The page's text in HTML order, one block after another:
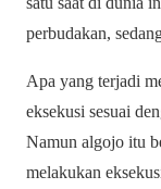
perbudakan,
Apa yang terjadi
eksekusi sesuai
Namun algojo itu
melakukan